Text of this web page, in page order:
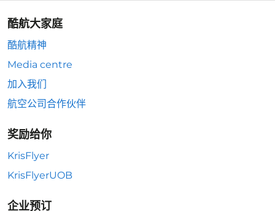
酷航大家庭
酷航精神
Media centre
加入我们
航空公司合作伙伴
奖励给你
KrisFlyer
KrisFlyerUOB
企业预订